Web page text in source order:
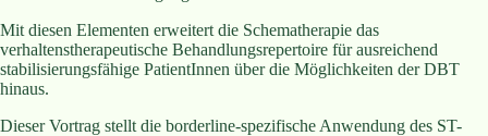
Mit diesen Elementen erweitert die Schematherapie das
verhaltenstherapeutische Behandlungsrepertoire für ausreichend
stabilisierungsfähige PatientInnen über die Möglichkeiten der DBT
hinaus.
Dieser Vortrag stellt die borderline-spezifische Anwendung des ST-